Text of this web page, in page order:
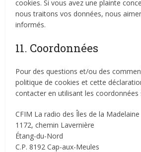
cookies. Si vous avez une plainte
nous traitons vos données, nous
informés.
11. Coordonnées
Pour des questions et/ou des
politique de cookies et cette
contacter en utilisant les coordonnées
CFIM La radio des Îles de la Madelaine
1172, chemin Lavernière
Étang-du-Nord
C.P. 8192 Cap-aux-Meules